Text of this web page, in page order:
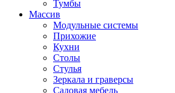
Тумбы
Массив
Модульные системы
Прихожие
Кухни
Столы
Стулья
Зеркала и граверсы
Садовая мебель